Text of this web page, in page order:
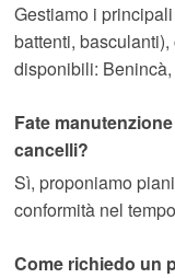
Gestiamo i
battenti,
disponibili:
Fate
cancelli?
Sì, proponiamo
conformità nel
Come richiedo un